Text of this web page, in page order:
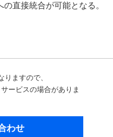
直接統合が可能となる。
ますので、
ービスの場合がありま
わせ